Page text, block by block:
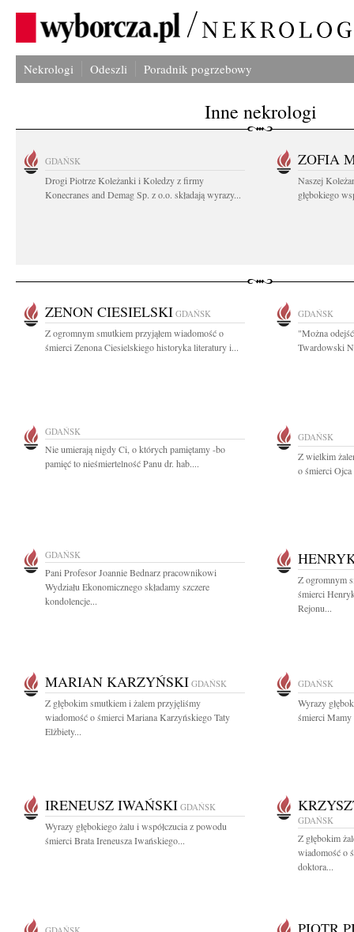
Nekrologi Odeszli Poradnik pogrzebowy
Inne nekrologi
GDAŃSK
Drogi Piotrze Koleżanki i Koledzy z firmy
Konecranes and Demag Sp. z o.o. składają wyrazy...
ZOFIA
Naszej
głębokiego
ZENON CIESIELSKI GDAŃSK
Z ogromnym smutkiem przyjąłem wiadomość o
śmierci Zenona Ciesielskiego historyka literatury i...
GDAŃSK
"Można
Twardowski
GDAŃSK
Nie umierają nigdy Ci, o których pamiętamy -bo
pamięć to nieśmiertelność Panu dr. hab....
GDAŃSK
Z wielkim
o śmierci
GDAŃSK
Pani Profesor Joannie Bednarz pracownikowi
Wydziału Ekonomicznego składamy szczere
kondolencje...
Z ogromnym
śmierci
Rejonu...
MARIAN KARZYŃSKI GDAŃSK
Z głębokim smutkiem i żalem przyjęliśmy
wiadomość o śmierci Mariana Karzyńskiego Taty
Elżbiety...
GDAŃSK
Wyrazy
śmierci
IRENEUSZ IWAŃSKI GDAŃSK
Wyrazy głębokiego żalu i współczucia z powodu
śmierci Brata Ireneusza Iwańskiego...
GDAŃSK
Z głębokim
wiadomość o
doktora...
PIOTR